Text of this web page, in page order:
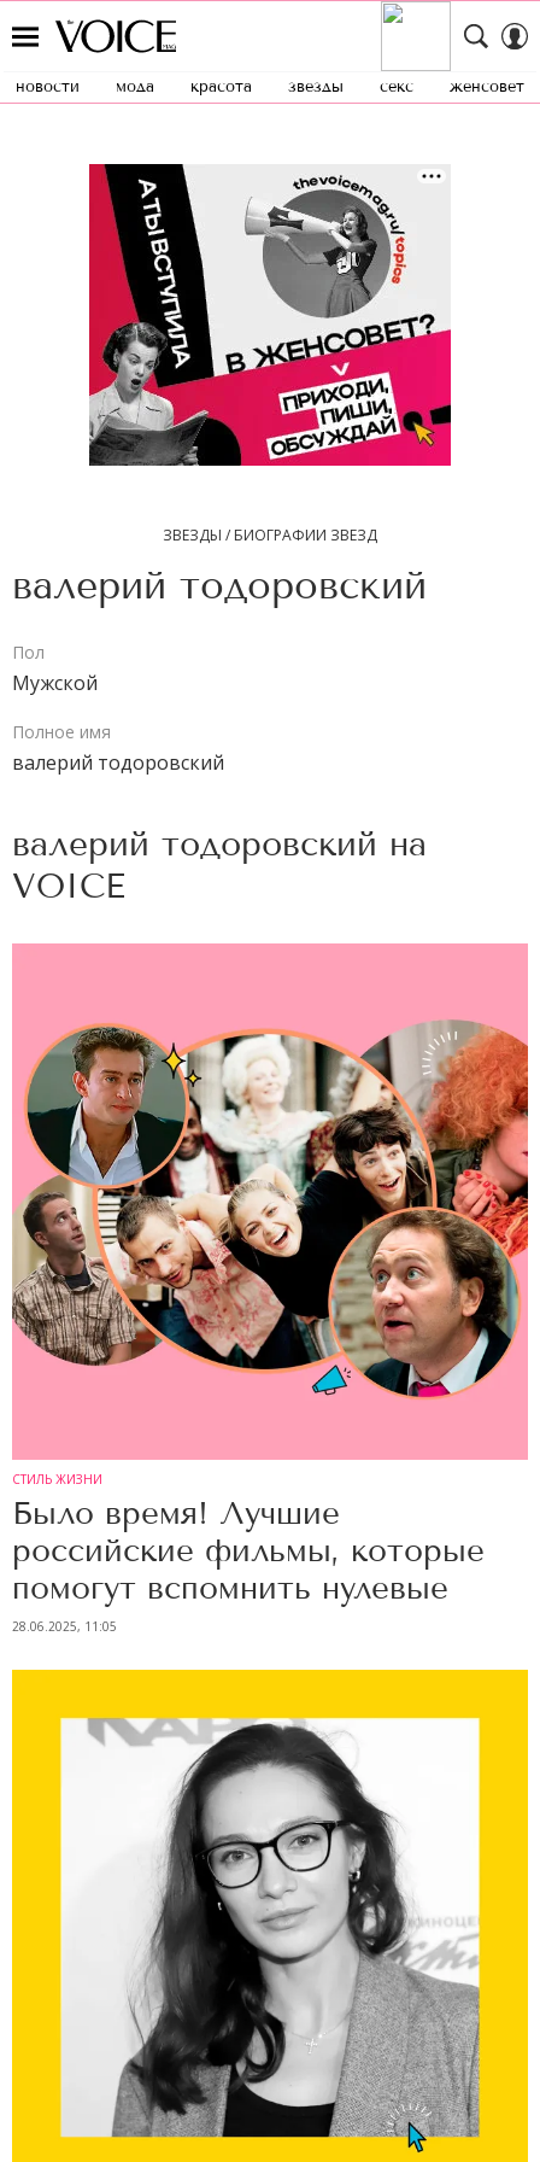
новости мода красота звезды секс женсовет
ЗВЕЗДЫ / БИОГРАФИИ ЗВЕЗД
валерий тодоровский
Пол
Мужской
Полное имя
валерий тодоровский
валерий тодоровский на
VOICE
СТИЛЬ ЖИЗНИ
Было время! Лучшие
российские фильмы, которые
помогут вспомнить нулевые
28.06.2025, 11:05